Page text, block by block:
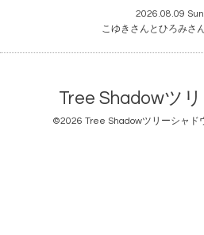
2026.08.09
こゆきさんとひろみさ
Tree Shadowツ
©2026 Tree Shadowツリーシャド